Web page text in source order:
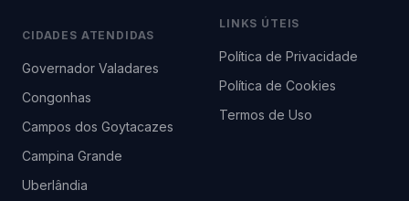
CIDADES ATENDIDAS
Governador Valadares
Congonhas
Campos dos Goytacazes
Campina Grande
Uberlândia
LINKS ÚTEIS
Política de Privacidade
Política de Cookies
Termos de Uso